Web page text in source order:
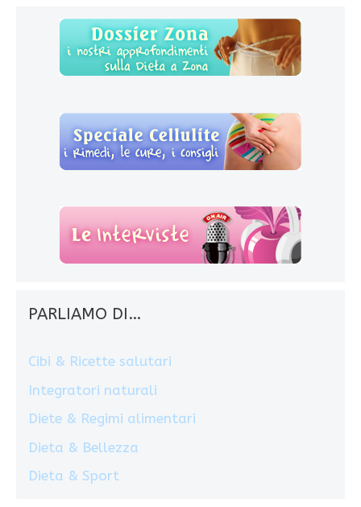
PARLIAMO DI…
Cibi & Ricette salutari
Integratori naturali
Diete & Regimi alimentari
Dieta & Bellezza
Dieta & Sport